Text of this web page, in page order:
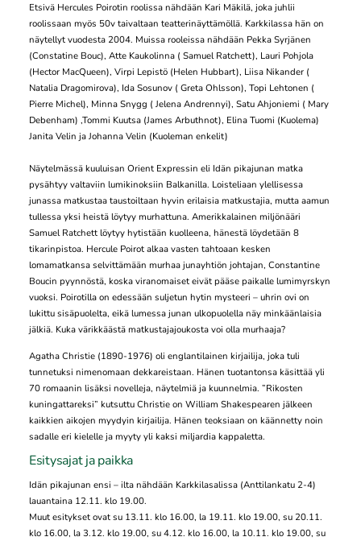
Etsivä Hercules Poirotin roolissa nähdään Kari Mäkilä, joka juhlii
roolissaan myös 50v taivaltaan teatterinäyttämöllä. Karkkilassa hän on
näytellyt vuodesta 2004. Muissa rooleissa nähdään Pekka Syrjänen
(Constatine Bouc), Atte Kaukolinna ( Samuel Ratchett), Lauri Pohjola
(Hector MacQueen), Virpi Lepistö (Helen Hubbart), Liisa Nikander (
Natalia Dragomirova), Ida Sosunov ( Greta Ohlsson), Topi Lehtonen (
Pierre Michel), Minna Snygg ( Jelena Andrennyi), Satu Ahjoniemi ( Mary
Debenham) ,Tommi Kuutsa (James Arbuthnot), Elina Tuomi (Kuolema)
Janita Velin ja Johanna Velin (Kuoleman enkelit)
Näytelmässä kuuluisan Orient Expressin eli Idän pikajunan matka
pysähtyy valtaviin lumikinoksiin Balkanilla. Loisteliaan ylellisessa
junassa matkustaa taustoiltaan hyvin erilaisia matkustajia, mutta aamun
tullessa yksi heistä löytyy murhattuna. Amerikkalainen miljönääri
Samuel Ratchett löytyy hytistään kuolleena, hänestä löydetään 8
tikarinpistoa. Hercule Poirot alkaa vasten tahtoaan kesken
lomamatkansa selvittämään murhaa junayhtiön johtajan, Constantine
Boucin pyynnöstä, koska viranomaiset eivät pääse paikalle lumimyrskyn
vuoksi. Poirotilla on edessään suljetun hytin mysteeri – uhrin ovi on
lukittu sisäpuolelta, eikä lumessa junan ulkopuolella näy minkäänlaisia
jälkiä. Kuka värikkäästä matkustajajoukosta voi olla murhaaja?
Agatha Christie (1890-1976) oli englantilainen kirjailija, joka tuli
tunnetuksi nimenomaan dekkareistaan. Hänen tuotantonsa käsittää yli
70 romaanin lisäksi novelleja, näytelmiä ja kuunnelmia. ”Rikosten
kuningattareksi” kutsuttu Christie on William Shakespearen jälkeen
kaikkien aikojen myydyin kirjailija. Hänen teoksiaan on käännetty noin
sadalle eri kielelle ja myyty yli kaksi miljardia kappaletta.
Esitysajat ja paikka
Idän pikajunan ensi – ilta nähdään Karkkilasalissa (Anttilankatu 2-4)
lauantaina 12.11. klo 19.00.
Muut esitykset ovat su 13.11. klo 16.00, la 19.11. klo 19.00, su 20.11.
klo 16.00, la 3.12. klo 19.00, su 4.12. klo 16.00, la 10.11. klo 19.00, su